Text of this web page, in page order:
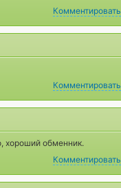
Комментировать
Комментировать
хороший обменник.
Комментировать